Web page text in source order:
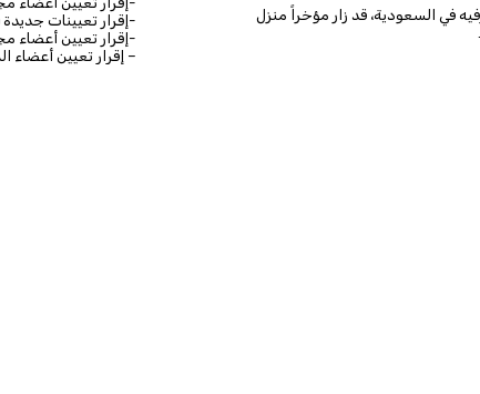
-إقرار تعيينات
-إقرار تعيين أعضاء
– إقرار تعيين أعضاء